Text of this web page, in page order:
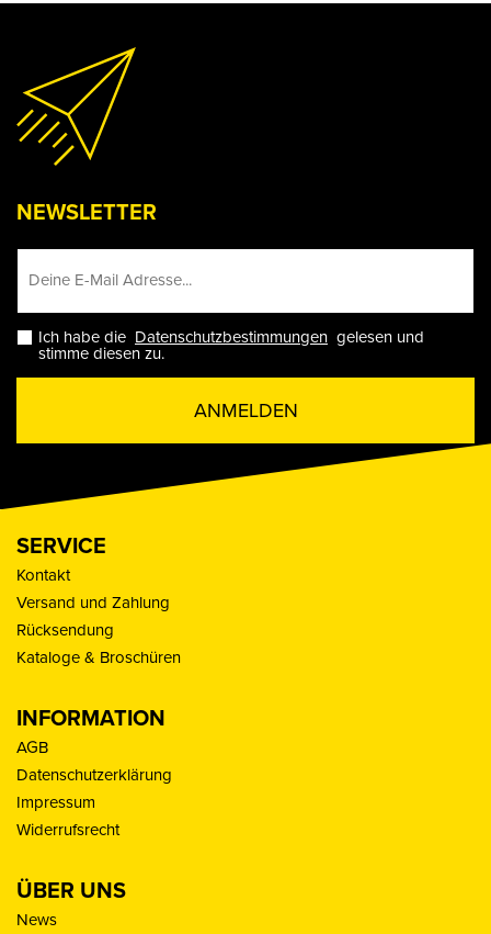
NEWSLETTER
Ich habe die Datenschutzbestimmungen gelesen und
stimme diesen zu.
ANMELDEN
SERVICE
Kontakt
Versand und Zahlung
Rücksendung
Kataloge & Broschüren
INFORMATION
AGB
Datenschutzerklärung
Impressum
Widerrufsrecht
ÜBER UNS
News